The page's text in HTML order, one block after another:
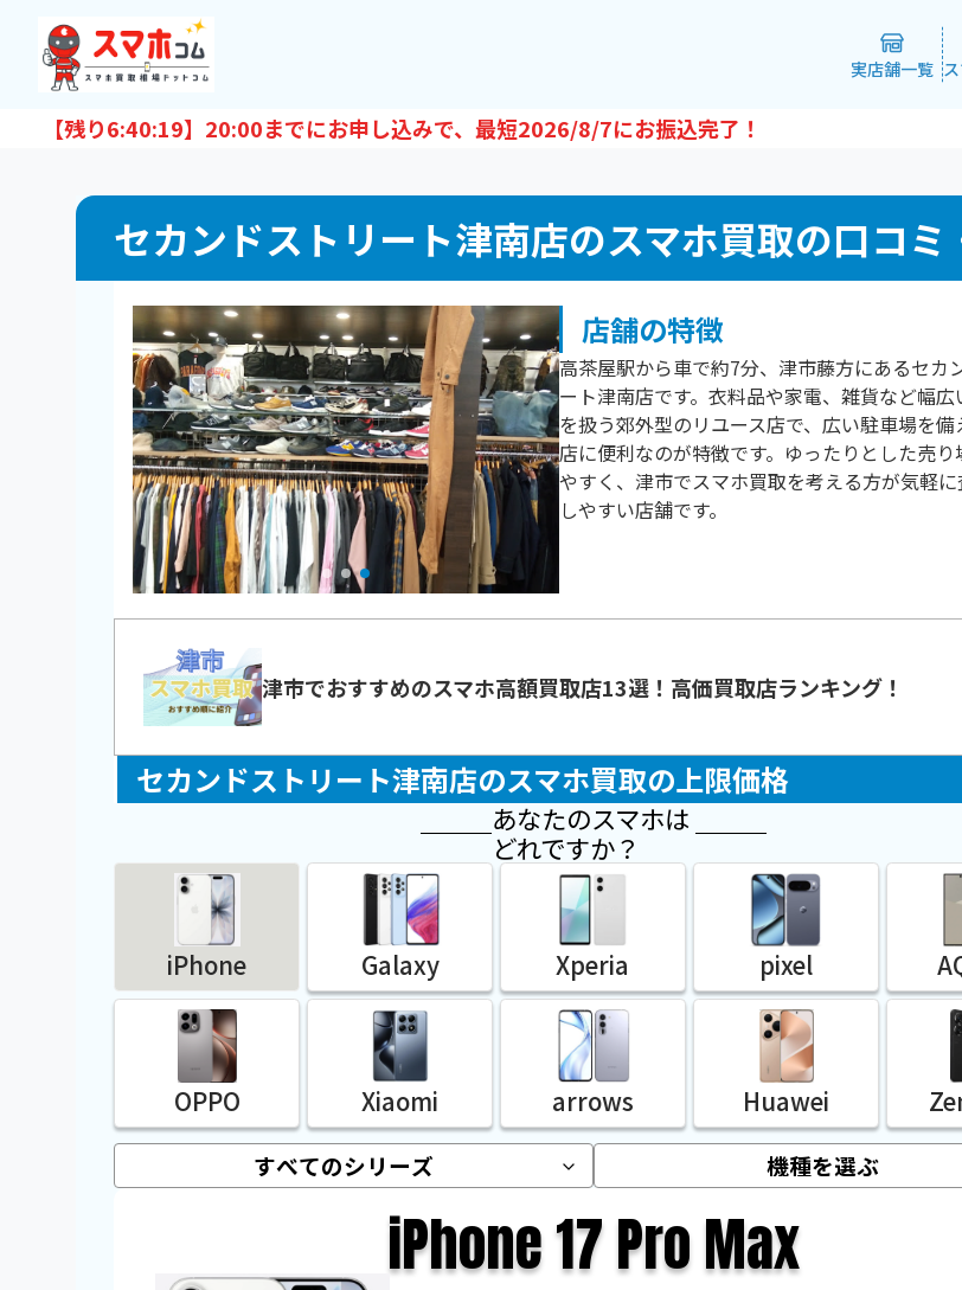
実店舗一覧
【残り6:40:18】20:00までにお申し込みで、最短2026/8/7にお振込完了！
セカンドストリート津南店のスマホ買取の口コミ
店舗の特徴
高茶屋駅から車で約7分、津市藤方にあるセカ
ート津南店です。衣料品や家電、雑貨など幅広
を扱う郊外型のリユース店で、広い駐車場を備
店に便利なのが特徴です。ゆったりとした売り
やすく、津市でスマホ買取を考える方が気軽
しやすい店舗です。
津市でおすすめのスマホ高額買取店13選！高価買取店ランキング！
セカンドストリート津南店のスマホ買取の上限価格
あなたのスマホは
どれですか？
iPhone Galaxy Xperia pixel
OPPO Xiaomi arrows Huawei
iPhone 17 Pro Max